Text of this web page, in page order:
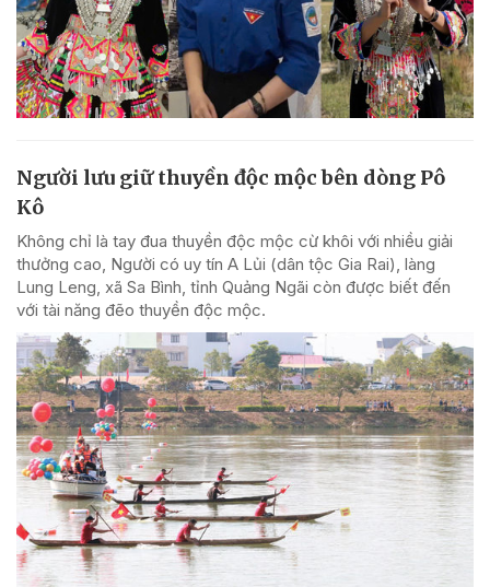
Người lưu giữ thuyền độc mộc bên dòng Pô
Kô
Không chỉ là tay đua thuyền độc mộc cừ khôi với nhiều giải
thưởng cao, Người có uy tín A Lủi (dân tộc Gia Rai), làng
Lung Leng, xã Sa Bình, tỉnh Quảng Ngãi còn được biết đến
với tài năng đẽo thuyền độc mộc.